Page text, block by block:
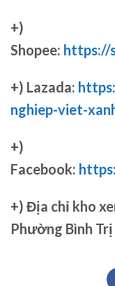
+)
Shopee: https://
+) Lazada:
nghiep-viet-
+)
Facebook:
+) Địa chỉ kho
Phường Bình Trị